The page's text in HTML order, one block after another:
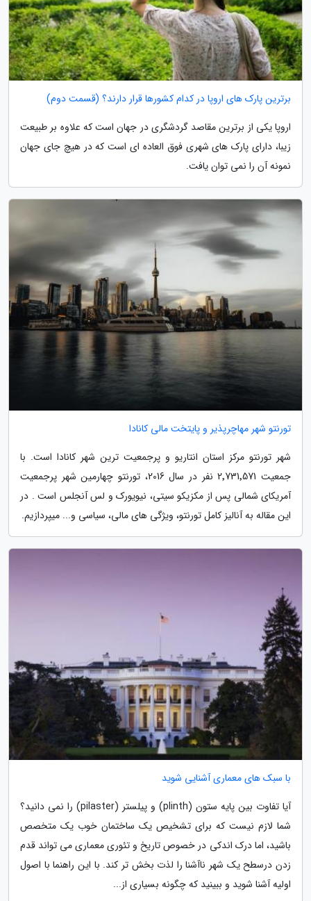
برترین پارک های اروپا در کدام کشورها قرار دارند؟ (قسمت دوم)
اروپا یکی از برترین مقاصد گردشگری در جهان است که علاوه بر طبیعت
زیبا، دارای پارک های شهری فوق العاده ای است که در هیچ جای جهان
نمونه آن را نمی توان یافت.
تورنتو شهر مهاچرپذیر و پایتخت مالی کانادا
شهر تورنتو مرکز استان انتاریو و پرجمعیت ترین شهر کانادا است. با
جمعیت 2٬731٬571 نفر در سال 2016، تورنتو چهارمین شهر پرجمعیت
آمریکای شمالی پس از مکزیکو سیتی، نیویورک و لس آنجلس است . در
این مقاله به آنالیز کامل تورنتو، ویژگی های مالی، سیاسی و... میپردازیم.
با سبک های معماری آشنایی شوید
آیا تفاوت بین پایه ستون (plinth) و پیلستر (pilaster) را نمی دانید؟
شما لازم نیست که برای تشخیص یک ساختمان خوب یک متخصص
باشید، اما درک اندکی در خصوص تاریخ و تئوری معماری می تواند قدم
زدن درسطح یک شهر ناآشنا را لذت بخش تر کند. با این راهنما با اصول
اولیه آشنا شوید و ببینید که چگونه بسیاری از...